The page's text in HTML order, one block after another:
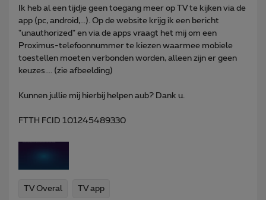
Ik heb al een tijdje geen toegang meer op TV te kijken via de
app (pc, android,...). Op de website krijg ik een bericht
"unauthorized" en via de apps vraagt het mij om een
Proximus-telefoonnummer te kiezen waarmee mobiele
toestellen moeten verbonden worden, alleen zijn er geen
keuzes.... (zie afbeelding)
Kunnen jullie mij hierbij helpen aub? Dank u.
FTTH FCID 101245489330
TV Overal TV app